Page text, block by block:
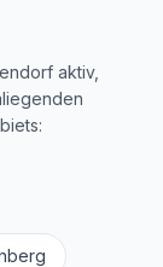
aktiv,